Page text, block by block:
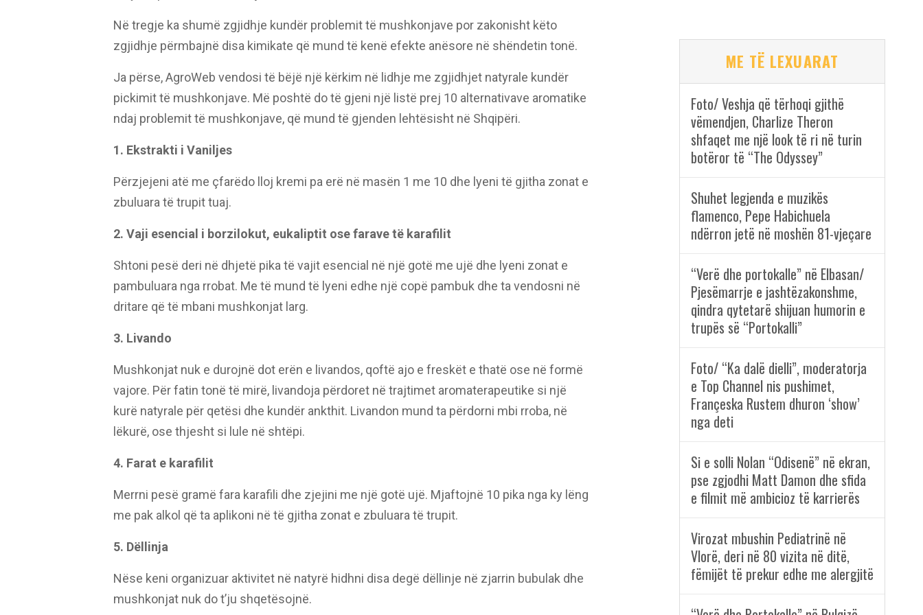
Në tregje ka shumë zgjidhje kundër problemit të mushkonjave por zakonisht këto
zgjidhje përmbajnë disa kimikate që mund të kenë efekte anësore në shëndetin tonë.
Ja përse, AgroWeb vendosi të bëjë një kërkim në lidhje me zgjidhjet natyrale kundër
pickimit të mushkonjave. Më poshtë do të gjeni një listë prej 10 alternativave aromatike
ndaj problemit të mushkonjave, që mund të gjenden lehtësisht në Shqipëri.
1. Ekstrakti i Vaniljes
Përzjejeni atë me çfarëdo lloj kremi pa erë në masën 1 me 10 dhe lyeni të gjitha zonat e
zbuluara të trupit tuaj.
2. Vaji esencial i borzilokut, eukaliptit ose farave të karafilit
Shtoni pesë deri në dhjetë pika të vajit esencial në një gotë me ujë dhe lyeni zonat e
pambuluara nga rrobat. Me të mund të lyeni edhe një copë pambuk dhe ta vendosni në
dritare që të mbani mushkonjat larg.
3. Livando
Mushkonjat nuk e durojnë dot erën e livandos, qoftë ajo e freskët e thatë ose në formë
vajore. Për fatin tonë të mirë, livandoja përdoret në trajtimet aromaterapeutike si një
kurë natyrale për qetësi dhe kundër ankthit. Livandon mund ta përdorni mbi rroba, në
lëkurë, ose thjesht si lule në shtëpi.
4. Farat e karafilit
Merrni pesë gramë fara karafili dhe zjejini me një gotë ujë. Mjaftojnë 10 pika nga ky lëng
me pak alkol që ta aplikoni në të gjitha zonat e zbuluara të trupit.
5. Dëllinja
Nëse keni organizuar aktivitet në natyrë hidhni disa degë dëllinje në zjarrin bubulak dhe
mushkonjat nuk do t’ju shqetësojnë.
ME TË LEXUARAT
Foto/ Veshja që tërhoqi gjithë
vëmendjen, Charlize Theron
shfaqet me një look të ri në turin
botëror të “The Odyssey”
Shuhet legjenda e muzikës
flamenco, Pepe Habichuela
ndërron jetë në moshën 81-vjeçare
“Verë dhe portokalle” në Elbasan/
Pjesëmarrje e jashtëzakonshme,
qindra qytetarë shijuan humorin e
trupës së “Portokalli”
Foto/ “Ka dalë dielli”, moderatorja
e Top Channel nis pushimet,
Françeska Rustem dhuron ‘show’
nga deti
Si e solli Nolan “Odisenë” në ekran,
pse zgjodhi Matt Damon dhe sfida
e filmit më ambicioz të karrierës
Virozat mbushin Pediatrinë në
Vlorë, deri në 80 vizita në ditë,
fëmijët të prekur edhe me alergjitë